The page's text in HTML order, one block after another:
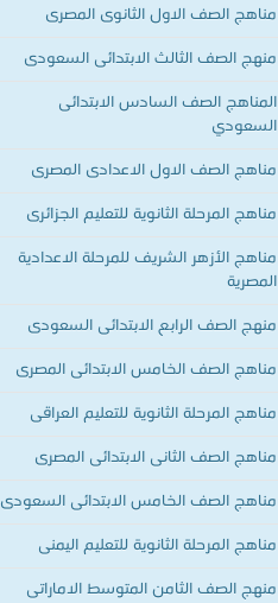
مناهج الصف الاول الثانوى المصرى
منهج الصف الثالث الابتدائى السعودى
المناهج الصف السادس الابتدائى
السعودي
مناهج الصف الاول الاعدادى المصرى
مناهج المرحلة الثانوية للتعليم الجزائرى
مناهج الأزهر الشريف للمرحلة الاعدادية
المصرية
منهج الصف الرابع الابتدائى السعودى
مناهج الصف الخامس الابتدائى المصرى
مناهج المرحلة الثانوية للتعليم العراقى
مناهج الصف الثانى الابتدائى المصرى
مناهج الصف الخامس الابتدائى السعودى
مناهج المرحلة الثانوية للتعليم اليمنى
منهج الصف الثامن المتوسط الاماراتى